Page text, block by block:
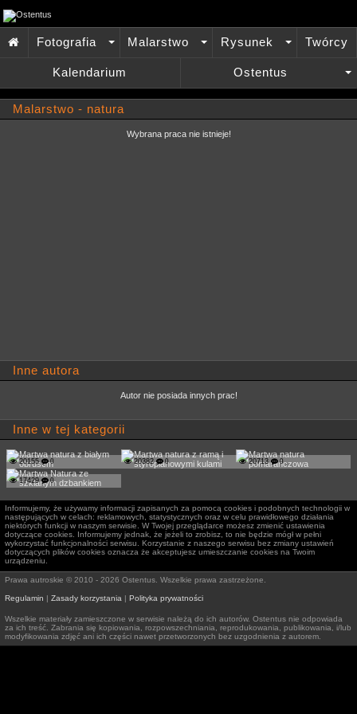

Fotografia
Malarstwo
Rysunek Twórcy
Kalendarium
+
Ostentus
Malarstwo - natura
Wybrana praca nie istnieje!
Inne autora
Autor nie posiada innych prac!
Inne w tej kategorii
20155 0 20382 0 20713 0
17429 0
Informujemy, że używamy informacji zapisanych za pomocą cookies i podobnych technologii w
następujących w celach: reklamowych, statystycznych oraz w celu prawidłowego działania
niektórych funkcji w naszym serwisie. W Twojej przeglądarce możesz zmienić ustawienia
dotyczące cookies. Informujemy jednak, że jeżeli to zrobisz, to nie będzie mógł w pełni
wykorzystać funkcjonalności serwisu. Korzystanie z naszego serwisu bez zmiany ustawień
dotyczących plików cookies oznacza że akceptujesz umieszczanie cookies na Twoim
urządzeniu.
Prawa autroskie © 2010 - 2026 Ostentus. Wszelkie prawa zastrzeżone.
Regulamin | Zasady korzystania | Polityka prywatności
Wszelkie materiały zamieszczone w serwisie należą do ich autorów. Ostentus nie odpowiada
za ich treść. Zabrania się kopiowania, rozpowszechniania, reprodukowania, publikowania, i/lub
modyfikowania zdjęć ani ich części nawet przetworzonych bez uzgodnienia z autorem.